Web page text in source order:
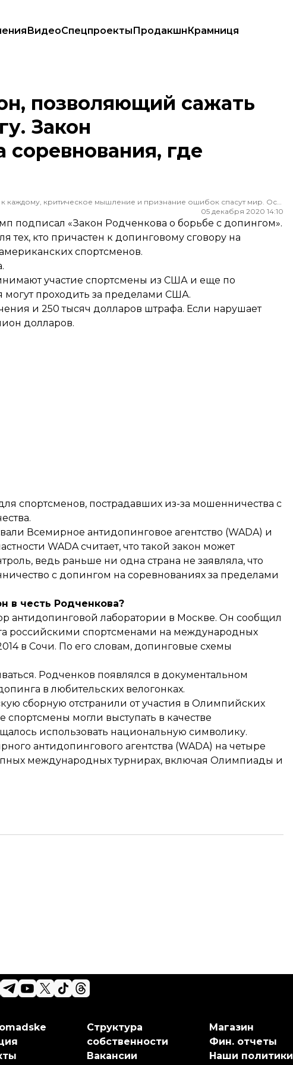
ВидеоСпецпроектыПродакшнКрамниця
Закон распространяется на соревнования, где участвуют США
позволяющий сажать
Закон
соревнования, где
Редактор ленты новостей hromadske. Считаю, что уважение к каждому, критическое мышление и признание ошибок спасут мир. Особенно люблю новости о науке и космос
05 декабря 2020 14:10
«Закон Родченкова о борьбе с допингом».
кто причастен к допинговому сговору на
спортсменов.
участие спортсмены из США и еще по
могут проходить за пределами США.
и 250 тысяч долларов штрафа. Если нарушает
долларов.
спортсменов, пострадавших из-за мошенничества с
Всемирное антидопинговое агентство (WADA) и
WADA считает, что такой закон может
ведь раньше ни одна страна не заявляла, что
с допингом на соревнованиях за пределами
в честь Родченкова?
антидопинговой лаборатории в Москве. Он сообщил
российскими спортсменами на международных
в Сочи. По его словам, допинговые схемы
Родченков появлялся в документальном
в любительских велогонках.
сборную отстранили от участия в Олимпийских
могли выступать в качестве
использовать национальную символику.
антидопингового агентства (WADA) на четыре
международных турнирах, включая Олимпиады и
Структура
собственности
Вакансии
Магазин
Фин. отчеты
Наши политики